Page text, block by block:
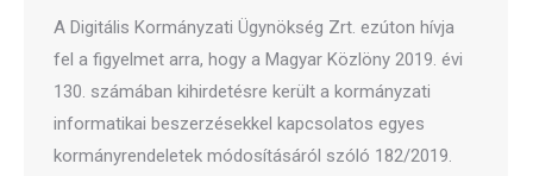
A Digitális Kormányzati Ügynökség Zrt. ezúton hívja
fel a figyelmet arra, hogy a Magyar Közlöny 2019. évi
130. számában kihirdetésre került a kormányzati
informatikai beszerzésekkel kapcsolatos egyes
kormányrendeletek módosításáról szóló 182/2019.